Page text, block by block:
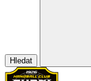
Hledat